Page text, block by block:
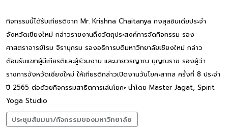
กิจกรรมนี้ได้รับเกียรติจาก Mr. Krishna Chaitanya กงสุลอินเดียประจำ
จังหวัดเชียงใหม่ กล่าวรายงานถึงวัตถุประสงค์การจัดกิจกรรม รอง
ศาสตราจารย์โรม จิรานุกรม รองอธิการบดีมหาวิทยาลัยเชียงใหม่ กล่าว
ต้อนรับแขกผู้มีเกียรติและผู้ร่วมงาน และนายวรญาณ บุญณราช รองผู้ว่า
ราชการจังหวัดเชียงใหม่ ให้เกียรติกล่าวเปิดงานวันโยคะสากล ครั้งที่ 8 ประจำ
ปี 2565 ต่อด้วยกิจกรรมสาธิตการเล่นโยคะ นำโดย Master Jagat, Spirit
Yoga Studio
ประชุมสัมมนา/กิจกรรมของมหาวิทยาลัย